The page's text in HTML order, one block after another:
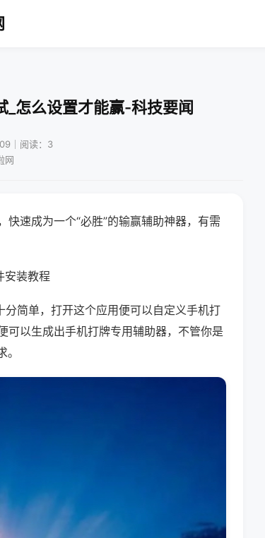
怎么设置才能赢-科技要闻
｜阅读：3
网
速成为一个“必胜”的输赢辅助神器，有需
安装教程
分简单，打开这个应用便可以自定义手机打
可以生成出手机打牌专用辅助器，不管你是